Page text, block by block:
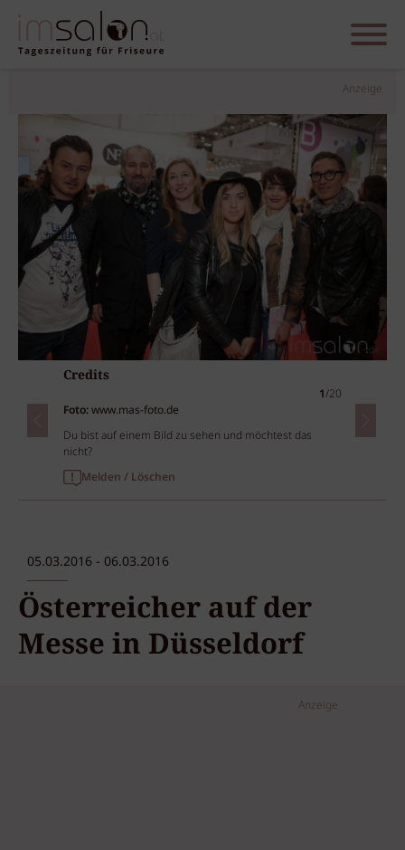
Anzeige
Credits
1/20
Foto:www.mas-foto.de
Du bist auf einem Bild zu sehen und möchtest das
nicht?
Melden / Löschen
05.03.2016 - 06.03.2016
Österreicher auf der
Messe in Düsseldorf
Anzeige